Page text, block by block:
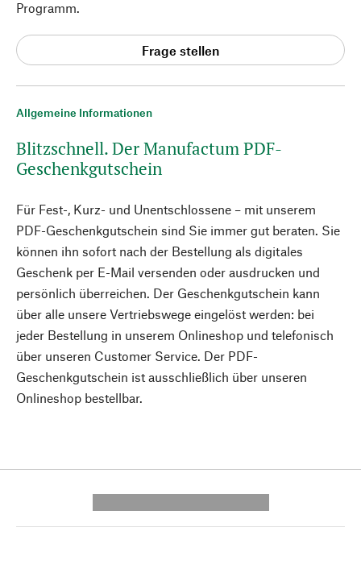
Allgemeine Informationen
Blitzschnell. Der Manufactum PDF-
Geschenkgutschein
Für Fest-, Kurz- und Unentschlossene – mit unserem
PDF-Geschenkgutschein sind Sie immer gut beraten. Sie
können ihn sofort nach der Bestellung als digitales
Geschenk per E-Mail versenden oder ausdrucken und
persönlich überreichen. Der Geschenkgutschein kann
über alle unsere Vertriebswege eingelöst werden: bei
jeder Bestellung in unserem Onlineshop und telefonisch
über unseren Customer Service. Der PDF-
Geschenkgutschein ist ausschließlich über unseren
Onlineshop bestellbar.
Programm.
Frage stellen